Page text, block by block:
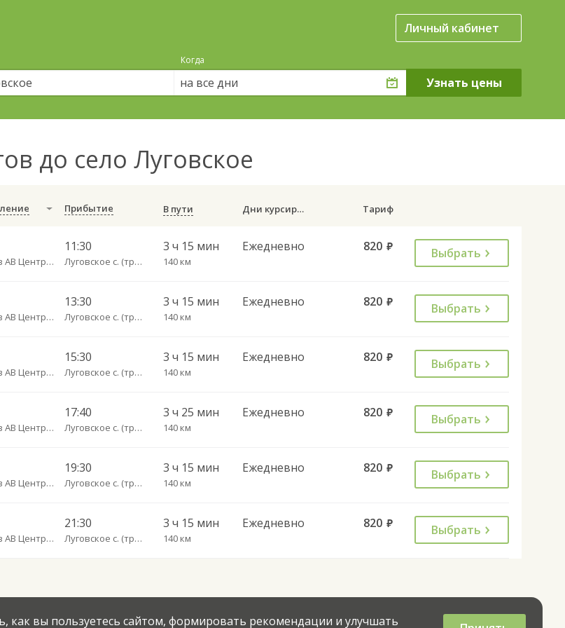
Личный кабинет
Когда
на все дни
до село Луговское
Прибытие В пути Дни курсирования Тариф
Саратов АВ Центральный (ул. им. Пугачева, 179 А)
11:30
Луговское с. (трасса Ровное-Старая Полтавка) пов.
3 ч 15 мин
140 км
Ежедневно 820 руб. Выбрать
Саратов АВ Центральный (ул. им. Пугачева, 179 А)
13:30
Луговское с. (трасса Ровное-Старая Полтавка) пов.
3 ч 15 мин
140 км
Ежедневно 820 руб. Выбрать
Саратов АВ Центральный (ул. им. Пугачева, 179 А)
15:30
Луговское с. (трасса Ровное-Старая Полтавка) пов.
3 ч 15 мин
140 км
Ежедневно 820 руб. Выбрать
Саратов АВ Центральный (ул. им. Пугачева, 179 А)
17:40
Луговское с. (трасса Ровное-Старая Полтавка) пов.
3 ч 25 мин
140 км
Ежедневно 820 руб. Выбрать
Саратов АВ Центральный (ул. им. Пугачева, 179 А)
19:30
Луговское с. (трасса Ровное-Старая Полтавка) пов.
3 ч 15 мин
140 км
Ежедневно 820 руб. Выбрать
Саратов АВ Центральный (ул. им. Пугачева, 179 А)
21:30
Луговское с. (трасса Ровное-Старая Полтавка) пов.
3 ч 15 мин
140 км
Ежедневно 820 руб. Выбрать
как вы пользуетесь сайтом, формировать рекомендации и улучшать